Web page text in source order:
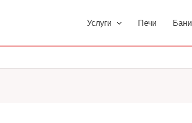
Услуги Печи Бани